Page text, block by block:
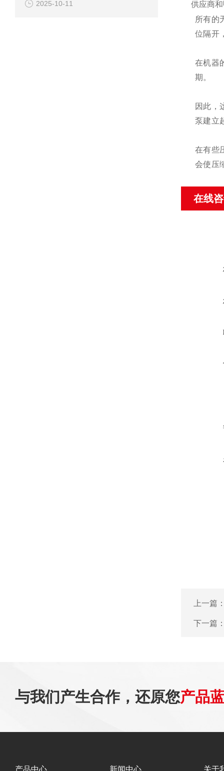
2025-10-11
供应商
所有的
位隔开
在机器
期。
因此，
泵建立
在有些
会使压
在线
上一篇
下一篇
与我们产生合作，还原您产品
产品中心 新闻中心 关于